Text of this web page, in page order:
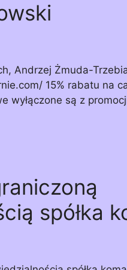
Andrzej Żmuda-
15% rabatu na
wyłączone są z
spółka